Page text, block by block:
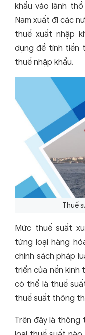
khẩu vào lãnh
Nam xuất đi các
thuế xuất nhập
dụng để tính tiền
thuế nhập khẩu.
Thuế
Mức thuế suất
từng loại hàng
chính sách pháp
triển của nền kinh
có thể là thuế
thuế suất thông
Trên đây là thông